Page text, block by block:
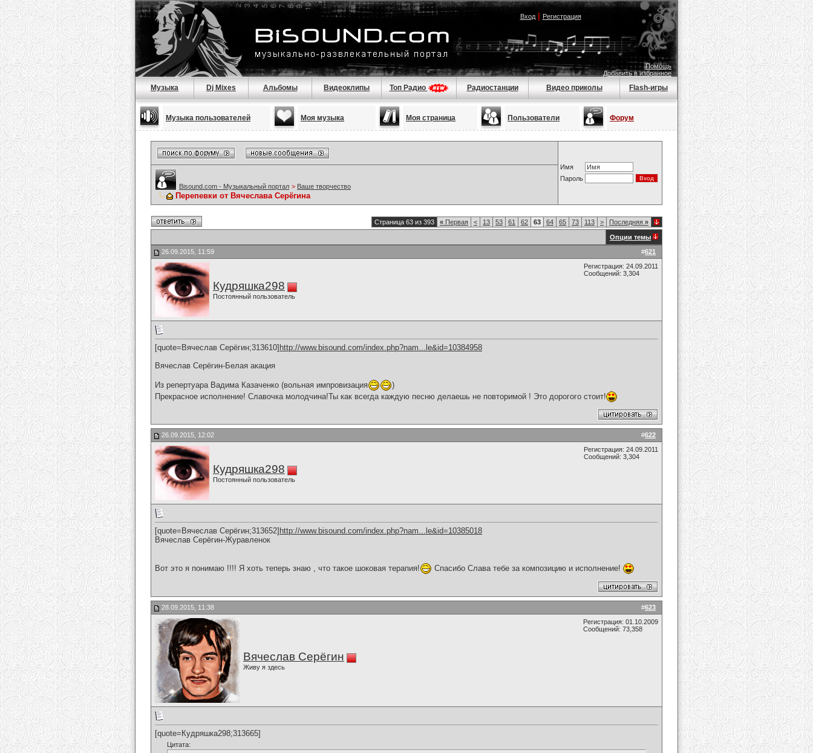
Вход| Регистрация
Помощь
Добавить в избранное
Музыка Dj Mixes Альбомы Видеоклипы Топ Радио Радиостанции Видео приколы Flash-игры
Музыка пользователей Моя музыка Моя страница Пользователи Форум
Имя
Пароль
Bisound.com - Музыкальный портал > Ваше творчество
Перепевки от Вячеслава Серёгина
Страница 63 из 393 « Первая < 13 53 61 62 63 64 65 73 113 > Последняя »
Опции темы
#621
26.09.2015, 11:59
Кудряшка298
Постоянный пользователь
Регистрация: 24.09.2011
Сообщений: 3,304
[quote=Вячеслав Серёгин;313610] http://www.bisound.com/index.php?nam...le&id=10384958
Вячеслав Серёгин-Белая акация
Из репертуара Вадима Казаченко (вольная импровизация
)
Прекрасное исполнение! Славочка молодчина!Ты как всегда каждую песню делаешь не повторимой ! Это дорогого стоит!
#622
26.09.2015, 12:02
Кудряшка298
Постоянный пользователь
Регистрация: 24.09.2011
Сообщений: 3,304
[quote=Вячеслав Серёгин;313652] http://www.bisound.com/index.php?nam...le&id=10385018
Вячеслав Серёгин-Журавленок
Вот это я понимаю !!!! Я хоть теперь знаю , что такое шоковая терапия! Спасибо Слава тебе за композицию и исполнение!
#623
28.09.2015, 11:38
Вячеслав Серёгин
Живу я здесь
Регистрация: 01.10.2009
Сообщений: 73,358
[quote=Кудряшка298;313665]
Цитата: